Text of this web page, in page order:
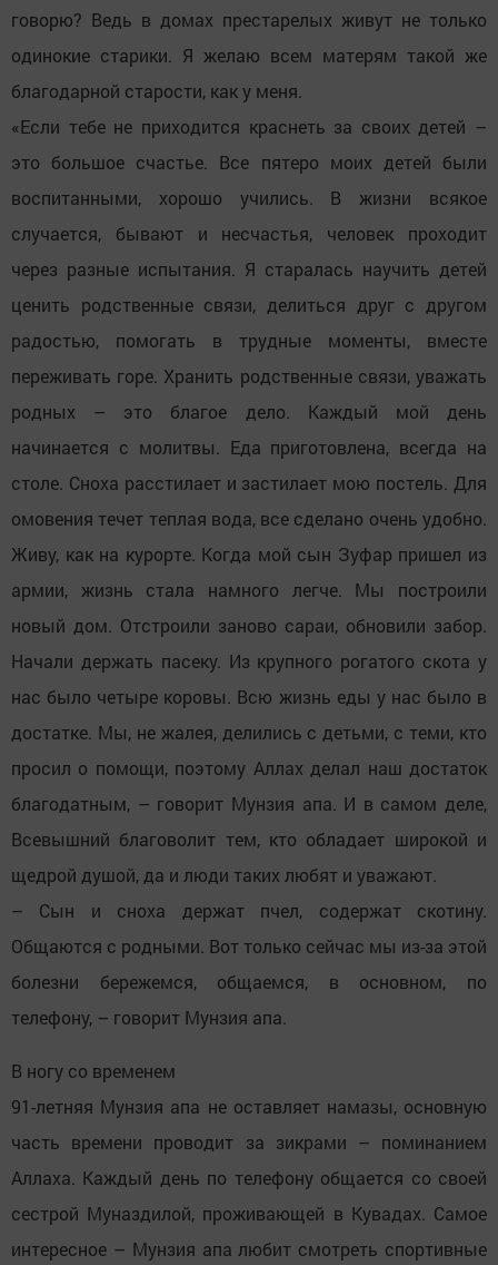
говорю? Ведь в домах престарелых живут не только
одинокие старики. Я желаю всем матерям такой же
благодарной старости, как у меня.
«Если тебе не приходится краснеть за своих детей –
это большое счастье. Все пятеро моих детей были
воспитанными, хорошо учились. В жизни всякое
случается, бывают и несчастья, человек проходит
через разные испытания. Я старалась научить детей
ценить родственные связи, делиться друг с другом
радостью, помогать в трудные моменты, вместе
переживать горе. Хранить родственные связи, уважать
родных – это благое дело. Каждый мой день
начинается с молитвы. Еда приготовлена, всегда на
столе. Сноха расстилает и застилает мою постель. Для
омовения течет теплая вода, все сделано очень удобно.
Живу, как на курорте. Когда мой сын Зуфар пришел из
армии, жизнь стала намного легче. Мы построили
новый дом. Отстроили заново сараи, обновили забор.
Начали держать пасеку. Из крупного рогатого скота у
нас было четыре коровы. Всю жизнь еды у нас было в
достатке. Мы, не жалея, делились с детьми, с теми, кто
просил о помощи, поэтому Аллах делал наш достаток
благодатным, – говорит Мунзия апа. И в самом деле,
Всевышний благоволит тем, кто обладает широкой и
щедрой душой, да и люди таких любят и уважают.
– Сын и сноха держат пчел, содержат скотину.
Общаются с родными. Вот только сейчас мы из-за этой
болезни бережемся, общаемся, в основном, по
телефону, – говорит Мунзия апа.
В ногу со временем
91-летняя Мунзия апа не оставляет намазы, основную
часть времени проводит за зикрами – поминанием
Аллаха. Каждый день по телефону общается со своей
сестрой Муназдилой, проживающей в Кувадах. Самое
интересное – Мунзия апа любит смотреть спортивные